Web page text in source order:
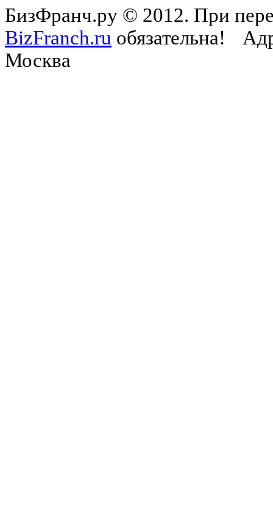
БизФранч.ру © 2012. При
BizFranch.ru обязательна!
Москва